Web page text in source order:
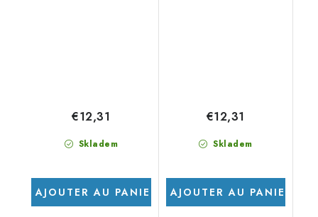
Skladem
€12,31
AJOUTER AU PANIER
Skladem
€12,31
AJOUTER AU PANIER